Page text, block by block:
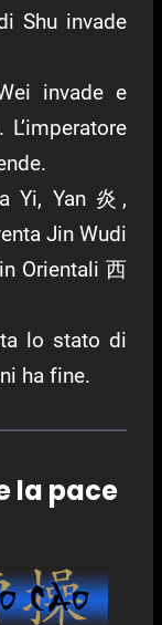
Shu invade
invade e
Yi, Yan 炎,
Jin Wudi
Orientali 西
lo stato di
ha fine.
la pace